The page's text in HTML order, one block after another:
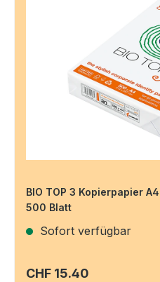
BIO TOP 3 Kopierpapier
500 Blatt
Sofort verfügbar
Regulärer Preis:
CHF 15.40